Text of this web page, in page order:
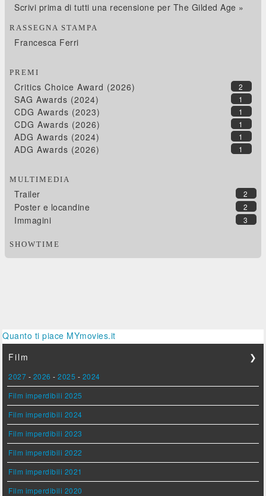
Scrivi prima di tutti una recensione per The Gilded Age »
RASSEGNA STAMPA
Francesca Ferri
PREMI
2
Critics Choice Award (2026)
1
SAG Awards (2024)
1
CDG Awards (2023)
1
CDG Awards (2026)
1
ADG Awards (2024)
1
ADG Awards (2026)
MULTIMEDIA
2
Trailer
2
Poster e locandine
3
Immagini
SHOWTIME
Quanto ti piace MYmovies.it
Film
❯
2027 - 2026 -2025 - 2024
Film imperdibili 2025
Film imperdibili 2024
Film imperdibili 2023
Film imperdibili 2022
Film imperdibili 2021
Film imperdibili 2020